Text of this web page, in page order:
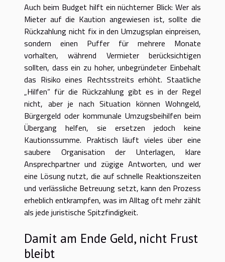
Auch beim Budget hilft ein nüchterner Blick: Wer als
Mieter auf die Kaution angewiesen ist, sollte die
Rückzahlung nicht fix in den Umzugsplan einpreisen,
sondern einen Puffer für mehrere Monate
vorhalten, während Vermieter berücksichtigen
sollten, dass ein zu hoher, unbegründeter Einbehalt
das Risiko eines Rechtsstreits erhöht. Staatliche
„Hilfen“ für die Rückzahlung gibt es in der Regel
nicht, aber je nach Situation können Wohngeld,
Bürgergeld oder kommunale Umzugsbeihilfen beim
Übergang helfen, sie ersetzen jedoch keine
Kautionssumme. Praktisch läuft vieles über eine
saubere Organisation der Unterlagen, klare
Ansprechpartner und zügige Antworten, und wer
eine Lösung nutzt, die auf schnelle Reaktionszeiten
und verlässliche Betreuung setzt, kann den Prozess
erheblich entkrampfen, was im Alltag oft mehr zählt
als jede juristische Spitzfindigkeit.
Damit am Ende Geld, nicht Frust
bleibt